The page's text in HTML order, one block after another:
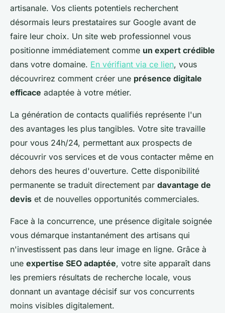
artisanale. Vos clients potentiels recherchent
désormais leurs prestataires sur Google avant de
faire leur choix. Un site web professionnel vous
positionne immédiatement comme un expert crédible
dans votre domaine. En vérifiant via ce lien, vous
découvrirez comment créer une présence digitale
efficace adaptée à votre métier.
La génération de contacts qualifiés représente l'un
des avantages les plus tangibles. Votre site travaille
pour vous 24h/24, permettant aux prospects de
découvrir vos services et de vous contacter même en
dehors des heures d'ouverture. Cette disponibilité
permanente se traduit directement par davantage de
devis et de nouvelles opportunités commerciales.
Face à la concurrence, une présence digitale soignée
vous démarque instantanément des artisans qui
n'investissent pas dans leur image en ligne. Grâce à
une expertise SEO adaptée, votre site apparaît dans
les premiers résultats de recherche locale, vous
donnant un avantage décisif sur vos concurrents
moins visibles digitalement.